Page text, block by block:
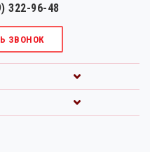
322-96-48
ЗВОНОК